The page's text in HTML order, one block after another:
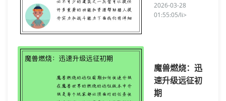
2026-03-28
01:55:05/li>
魔兽燃烧：迅
速升级远征初
期